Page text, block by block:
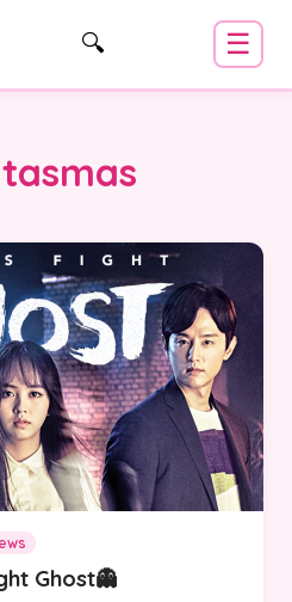
🔍 ☰
Ghost👻